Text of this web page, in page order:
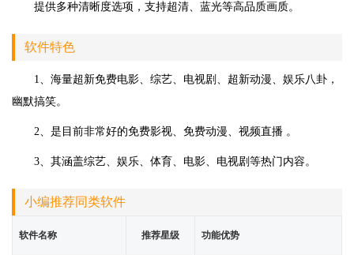
提供多种清晰度选项，支持超清、蓝光等高品质画质。
软件特色
1、海量超新免费电影、综艺、电视剧、超新动漫、娱乐八卦，
幽默搞笑。
2、是目前非常好的免费影视、免费动漫、视频直播 。
3、其涵盖综艺、娱乐、体育、电影、电视剧等热门内容。
小编推荐同类软件
软件名称 推荐星级 功能优势